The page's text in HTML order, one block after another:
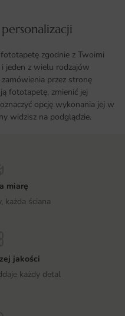
zgodnie z Twoimi
jeden z wielu rodzajów
przez stronę
fototapetę, zmienić jej
opcję wykonania jej w
widzisz na podglądzie.
miarę
każda ściana
jakości
każdy detal